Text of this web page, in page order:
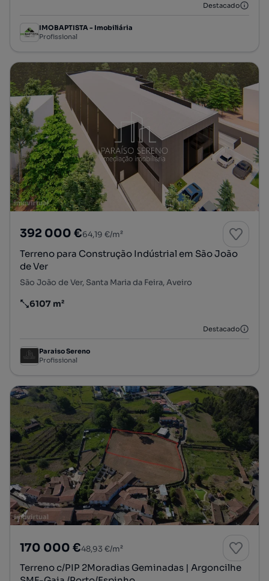
Destacado
IMOBAPTISTA - Imobiliária
Profissional
392 000 €64,19 €/m²
Terreno para Construção Indústrial em São João
de Ver
São João de Ver, Santa Maria da Feira, Aveiro
Preço por metro quadrado
6107 m²
Destacado
Paraiso Sereno
Profissional
170 000 €48,93 €/m²
Terreno c/PIP 2Moradias Geminadas | Argoncilhe